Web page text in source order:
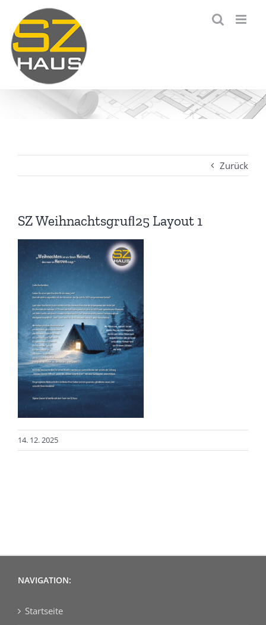
Inhalt
springen
Zurück
SZ Weihnachtsgruﬂ25 Layout 1
14. 12. 2025
NAVIGATION:
Startseite